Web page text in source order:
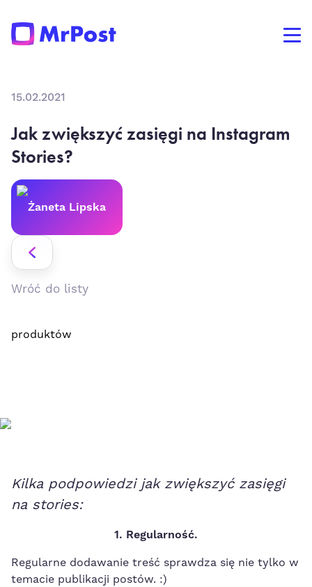
Wróć do listy
produktów
15.02.2021
Jak zwiększyć zasięgi na Instagram
Stories?
Żaneta Lipska
Kilka podpowiedzi jak zwiększyć zasięgi
na stories:
1. Regularność.
Regularne dodawanie treść sprawdza się nie tylko w
temacie publikacji postów. :)